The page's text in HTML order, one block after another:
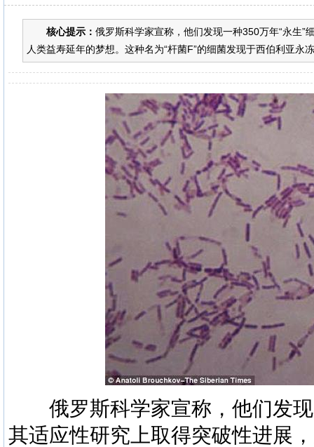
核心提示： 俄罗斯科学家宣称，他们发现一种350万年“永生
人类益寿延年的梦想。这种名为“杆菌F”的细菌发现于西伯利
俄罗斯科学家宣称，他们发现
其适应性研究上取得突破性进展